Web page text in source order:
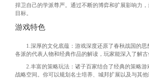
捍卫自己的学派尊严。通过不断的博弈和扩展影响力
目标。
游戏特色
1.深厚的文化底蕴：游戏深度还原了春秋战国的
各派的代表人物和经典作品的解读，玩家能深入了解古
2.丰富的策略玩法：诸子百家结合了经典的策略游
战略空间。你可以规划名士培养、城邦扩展以及与其